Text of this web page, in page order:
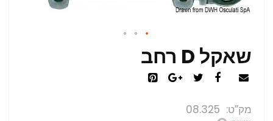
שאקל D רחב
מק”ט 08.325